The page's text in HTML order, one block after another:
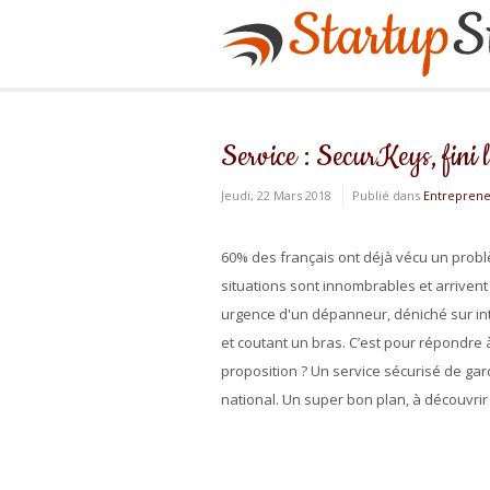
Service : SecurKeys, fini
Jeudi, 22 Mars 2018 Publié dans
60% des français ont déjà vécu un
situations sont innombrables et
urgence d'un dépanneur, déniché sur
et coutant un bras. C’est pour
proposition ? Un service sécurisé de
national. Un super bon plan, à